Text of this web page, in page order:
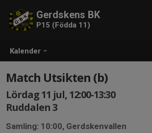
Kalender
Gerdskens BK
P15 (Födda 11)
Match Utsikten (b)
Lördag 11 jul, 12:00-13:30
Ruddalen 3
Samling: 10:00, Gerdskenvallen